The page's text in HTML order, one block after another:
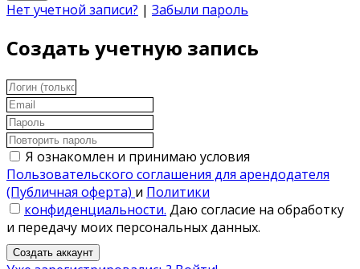
Нет учетной записи? | Забыли пароль
Создать учетную запись
Я ознакомлен и принимаю условия
Пользовательского соглашения для арендодателя
(Публичная оферта) и Политики
конфиденциальности. Даю согласие на обработку
и передачу моих персональных данных.
Создать аккаунт